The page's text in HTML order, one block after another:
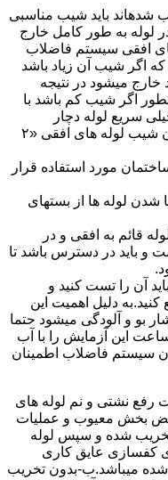
شدهاند باید شیب مناسبی
لوله به طور کامل خارج
افقی سیستم فاضلاب
اگر شیب آن زیاد باشد
خارج میشود در نتیجه
اگر شیب کم باشد با
سریع لوله دچار
گرفتگی میشود.نکته:بهترین میزان شیب لوله های افقی «۲
مورد استفاده قرار
شدن لوله ها از بستهای
قائم به افقی و در
و باید در دسترس باشد تا
آن را تست کنید و
دلیل اهمیت این
بو و آلودگی میشود حتما
چند نوبت و به مدت تقریبی ۵ ساعت این آزمایش را با آب
سیستم فاضلاب اطمینان
رفع نشتی و نم لوله های
بخش معیوب و عملیات
شده و سپس لوله
کفسازی عایق کاری
میباشد.ب-بدون تخریب